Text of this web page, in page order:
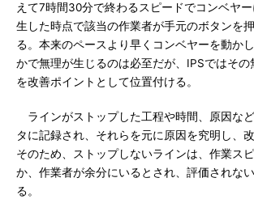
えて7時間30分で終わるスピードでコンベヤ
生した時点で該当の作業者が手元のボタンを
る。本来のペースより早くコンベヤーを動か
かで無理が生じるのは必至だが、IPSではそ
を改善ポイントとして位置付ける。
ラインがストップした工程や時間、原因な
タに記録され、それらを元に原因を究明し、
そのため、ストップしないラインは、作業ス
か、作業者が余分にいるとされ、評価されな
る。